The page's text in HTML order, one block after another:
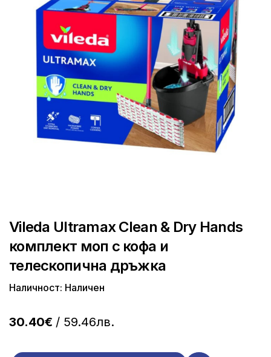
Vileda Ultramax Clean & Dry Hands
комплект моп с кофа и
телескопична дръжка
Наличност: Наличен
30.40€ / 59.46лв.